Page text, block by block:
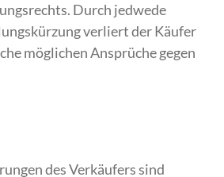
Durch jedwede
verliert der Käufer
möglichen Ansprüche gegen
des Verkäufers sind